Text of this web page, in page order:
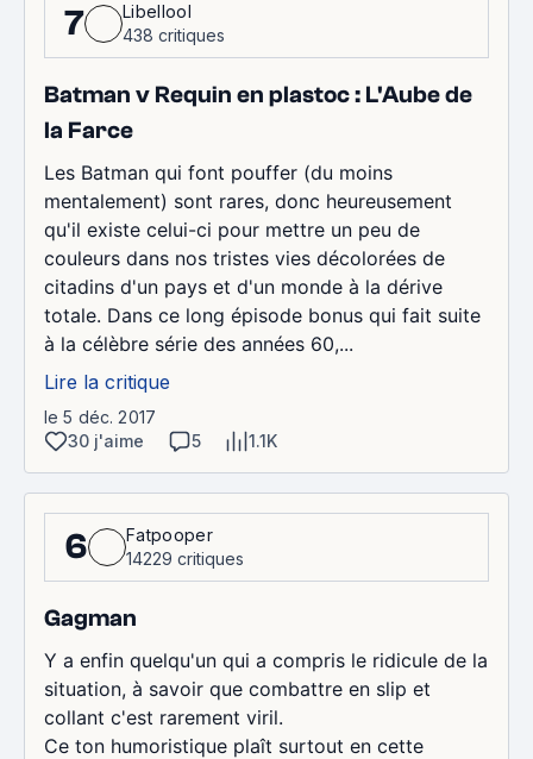
7
Libellool
438 critiques
Batman v Requin en plastoc : L'Aube de
la Farce
Les Batman qui font pouffer (du moins
mentalement) sont rares, donc heureusement
qu'il existe celui-ci pour mettre un peu de
couleurs dans nos tristes vies décolorées de
citadins d'un pays et d'un monde à la dérive
totale. Dans ce long épisode bonus qui fait suite
à la célèbre série des années 60,...
Lire la critique
le 5 déc. 2017
30 j'aime
5 1.1K
6
Fatpooper
14229 critiques
Gagman
Y a enfin quelqu'un qui a compris le ridicule de la
situation, à savoir que combattre en slip et
collant c'est rarement viril.
Ce ton humoristique plaît surtout en cette